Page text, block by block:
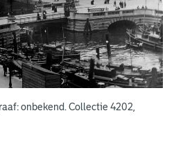
onbekend. Collectie 4202,